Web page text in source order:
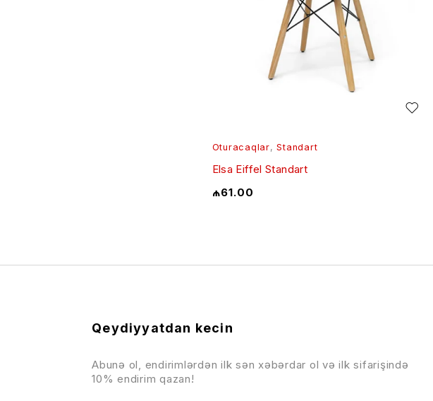
Oturacaqlar,Standart
Elsa Eiffel Standart
₼61.00
Qeydiyyatdan kecin
Abunə ol, endirimlərdən ilk sən xəbərdar ol və ilk sifarişində
10% endirim qazan!